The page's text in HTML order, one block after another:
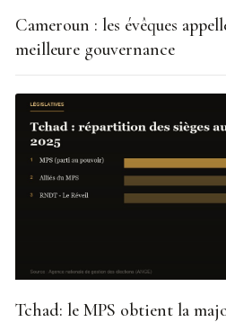
Cameroun : les évêques
meilleure gouvernance
Tchad: le MPS obtient la